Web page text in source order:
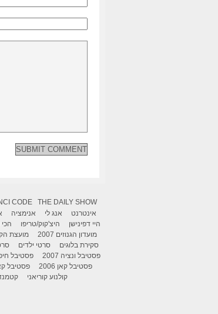
CODE THE DAILY SHOW
אינטרנט
אנג לי אנימציה
היי דפינישן
היצ'קוק/טריפו הכי
מועדון הגנוזים 2007
מועצת
סקירת בלוגים
סרטי ילדים
פסטיבל ונציה 2007
פסטיבל חיפה
פסטיבל קאן 2006
פסטיבל קאן
קולנוע קוריאני